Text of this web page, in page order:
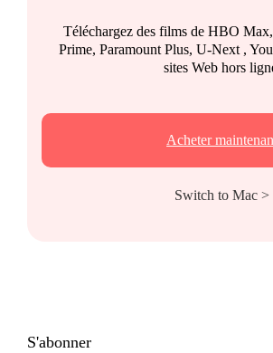
Téléchargez des films de HBO
Prime, Paramount Plus, U-Next ,
sites Web hors
Acheter
Switch to Mac >
S'abonner